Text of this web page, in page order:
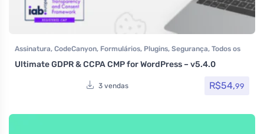
Assinatura, CodeCanyon, Formulários, Plugins, Segurança, Todos os
itens
Ultimate GDPR & CCPA CMP for WordPress – v5.4.0
3 vendas R$54,99